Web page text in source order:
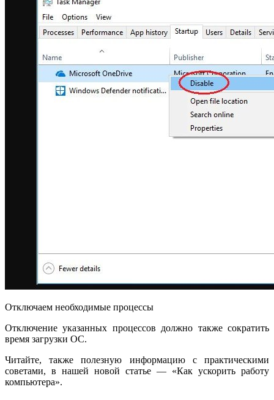
Отключаем необходимые процессы
Отключение указанных процессов должно также сократить
время загрузки ОС.
Читайте, также полезную информацию с практическими
советами, в нашей новой статье — «Как ускорить работу
компьютера».